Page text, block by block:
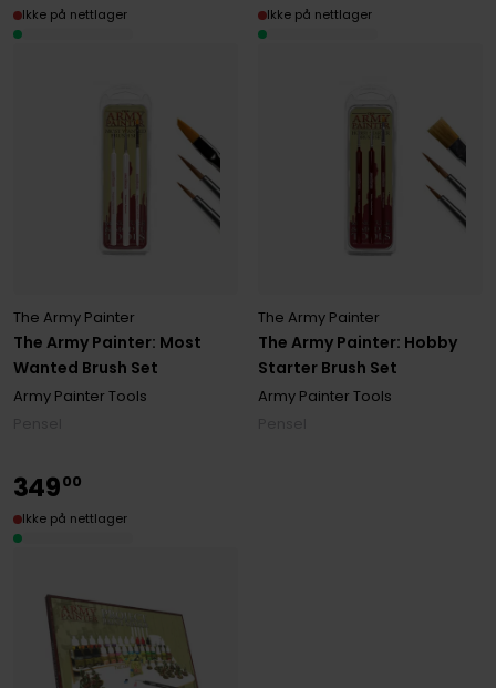
The Army Painter: Most
Wanted Brush Set
The Army Painter
Army Painter Tools
Ikke på nettlager
The Army Painter: Hobby
Starter Brush Set
The Army Painter
Army Painter Tools
Ikke på nettlager
34900
Ikke på nettlager